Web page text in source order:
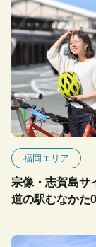
福岡エリア
宗像・志賀島サ
道の駅むなかた